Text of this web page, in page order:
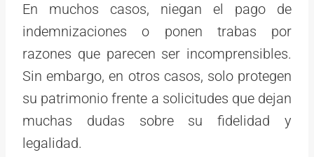
En muchos casos, niegan el pago de
indemnizaciones o ponen trabas por
razones que parecen ser incomprensibles.
Sin embargo, en otros casos, solo protegen
su patrimonio frente a solicitudes que dejan
muchas dudas sobre su fidelidad y
legalidad.